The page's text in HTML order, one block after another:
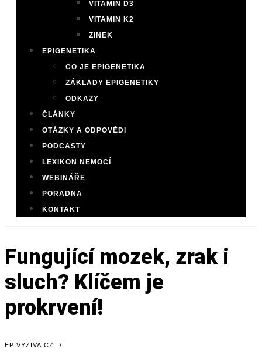
VITAMIN D3
VITAMIN K2
ZINEK
EPIGENETIKA
CO JE EPIGENETIKA
ZÁKLADY EPIGENETIKY
ODKAZY
ČLÁNKY
OTÁZKY A ODPOVĚDI
PODCASTY
LEXIKON NEMOCÍ
WEBINÁŘE
PORADNA
KONTAKT
Fungující mozek, zrak i
sluch? Klíčem je
prokrvení!
EPIVYZIVA.CZ /